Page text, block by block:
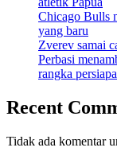
Chicago Bulls
yang baru
Zverev samai
Perbasi
rangka
Recent
Tidak ada komentar